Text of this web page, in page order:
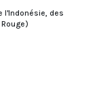
l'Indonésie, des